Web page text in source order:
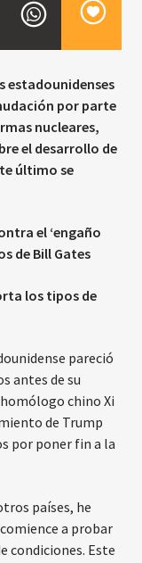
estadounidenses
por parte
nucleares,
el desarrollo de
último se
el ‘engaño
de Bill Gates
los tipos de
pareció
antes de su
homólogo chino Xi
de Trump
por poner fin a la
países, he
a probar
condiciones. Este